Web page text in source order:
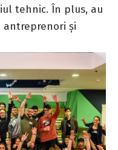
tehnic. În plus, au
și